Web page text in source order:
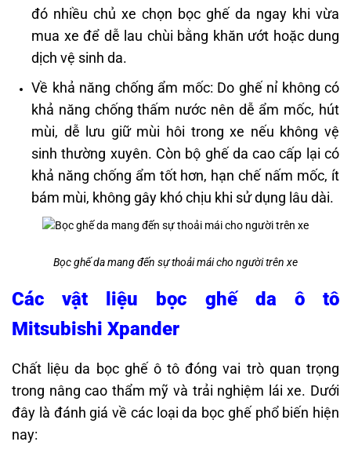
đó nhiều chủ xe chọn bọc ghế da ngay khi vừa
mua xe để dễ lau chùi bằng khăn ướt hoặc dung
dịch vệ sinh da.
Về khả năng chống ẩm mốc: Do ghế nỉ không có
khả năng chống thấm nước nên dễ ẩm mốc, hút
mùi, dễ lưu giữ mùi hôi trong xe nếu không vệ
sinh thường xuyên. Còn bộ ghế da cao cấp lại có
khả năng chống ẩm tốt hơn, hạn chế nấm mốc, ít
bám mùi, không gây khó chịu khi sử dụng lâu dài.
Bọc ghế da mang đến sự thoải mái cho người trên xe
Các vật liệu bọc ghế da ô tô
Mitsubishi Xpander
Chất liệu da bọc ghế ô tô đóng vai trò quan trọng
trong nâng cao thẩm mỹ và trải nghiệm lái xe. Dưới
đây là đánh giá về các loại da bọc ghế phổ biến hiện
nay: